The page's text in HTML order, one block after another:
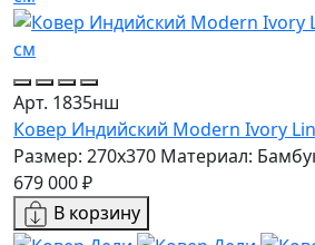
Арт. 1835нш
Ковер Индийский Modern Ivory
Размер: 270x370 Материал:
679 000 ₽
В корзину